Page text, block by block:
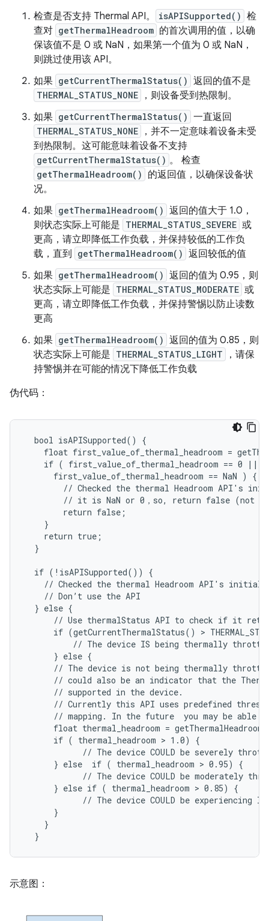
检查是否支持 Thermal API。 isAPISupported() 检
查对 getThermalHeadroom 的首次调用的值，以确
保该值不是 0 或 NaN，如果第一个值为 0 或 NaN，
则跳过使用该 API。
如果 getCurrentThermalStatus() 返回的值不是
THERMAL_STATUS_NONE
，则设备受到热限制。
如果 getCurrentThermalStatus() 一直返回
THERMAL_STATUS_NONE
，并不一定意味着设备未受
到热限制。这可能意味着设备不支持
getCurrentThermalStatus() 。 检查
getThermalHeadroom()
的返回值，以确保设备状
况。
如果 getThermalHeadroom() 返回的值大于 1.0，
则状态实际上可能是 THERMAL_STATUS_SEVERE 或
更高，请立即降低工作负载，并保持较低的工作负
载，直到
getThermalHeadroom() 返回较低的值
如果 getThermalHeadroom() 返回的值为 0.95，则
状态实际上可能是 THERMAL_STATUS_MODERATE 或
更高，请立即降低工作负载，并保持警惕以防止读数
更高
如果 getThermalHeadroom() 返回的值为 0.85，则
状态实际上可能是 THERMAL_STATUS_LIGHT
，请保
持警惕并在可能的情况下降低工作负载
伪代码：
  bool isAPISupported() {
float first_value_of_thermal_headroom =
    if ( first_value_of_thermal_headroom == 0 ||
      first_value_of_thermal_headroom == NaN ) {
// Checked the thermal Headroom API's
// it is NaN or 0，so, return false (not
        return false;
    }
    return true;
  }
  if (!isAPISupported()) {
// Checked the thermal Headroom API's initial
    // Don’t use the API
  } else {
// Use thermalStatus API to check if it
if (getCurrentThermalStatus() >
// The device IS being thermally
      } else {
// The device is not being thermally
// could also be an indicator that the
      // supported in the device.
// Currently this API uses predefined
// mapping. In the future  you may be able
float thermal_headroom =
      if ( thermal_headroom > 1.0) {
// The device COULD be severely
      } else  if ( thermal_headroom > 0.95) {
// The device COULD be moderately
      } else if ( thermal_headroom > 0.85) {
// The device COULD be experiencing
      }
    }
示意图：